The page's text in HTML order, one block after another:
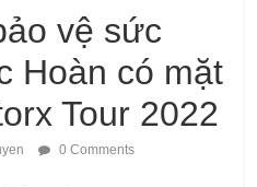
vệ sức
Hoàn có mặt
Tour 2022
0 Comments